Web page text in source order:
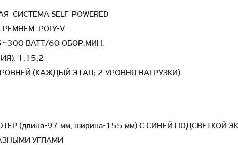
SELF-POWERED
POLY-V
BATT/60 ОБОР.МИН.
1:15,2
(КАЖДЫЙ ЭТАП; 2 УРОВНЯ НАГРУЗКИ)
(длина-97 мм, ширина-155 мм) С СИНЕЙ ПОДСВЕТКОЙ
УГЛАМИ